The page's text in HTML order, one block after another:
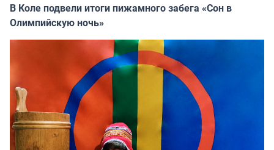
В Коле подвели итоги пижамного забега «Сон в
Олимпийскую ночь»